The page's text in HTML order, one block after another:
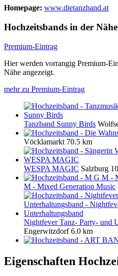
Homepage: www.dietanzband.at
Hochzeitsbands in der Nähe
Premium-Eintrag
Hier werden vorrangig Premium-
Nähe angezeigt.
mehr zu Premium-Eintrag
Tanzband Sunny Birds
Vöcklamarkt 70.5 km
WESPA MAGIC Salzburg
M - Mixed Generation Music
Nightfever Tanz- Party- und
Engerwitzdorf 6.0 km
Eigenschaften